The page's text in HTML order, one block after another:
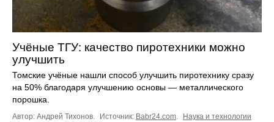
Учёные ТГУ: качество пиротехники можно
улучшить
Томские учёные нашли способ улучшить пиротехнику сразу
на 50% благодаря улучшению основы — металлического
порошка.
Автор: Андрей Тихонов. Источник: Babr24.com.
Наука и технологии